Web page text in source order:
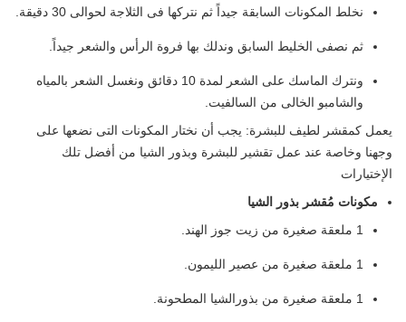
نخلط المكونات السابقة جيداً ثم نتركها فى الثلاجة لحوالى 30 دقيقة.
ثم نصفى الخليط السابق وندلك بها فروة الرأس والشعر جيداً.
ونترك الماسك على الشعر لمدة 10 دقائق ونغسل الشعر بالمياه
والشامبو الخالى من السالفيت.
يعمل كمقشر لطيف للبشرة: يجب أن نختار المكونات التى نضعها على
وجهنا وخاصة عند عمل تقشير للبشرة وبذور الشيا من أفضل تلك
الإختيارات
مكونات مُقشر بذور الشيا
1 ملعقة صغيرة من زيت جوز الهند.
1 ملعقة صغيرة من عصير الليمون.
1 ملعقة صغيرة من بذورالشيا المطحونة.